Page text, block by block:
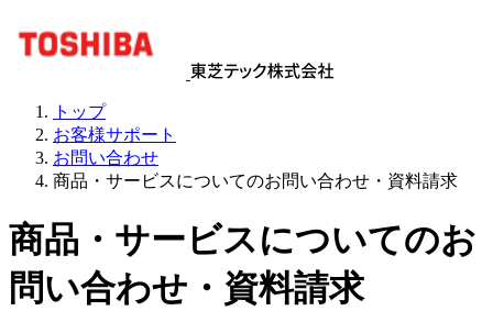
トップ
お客様サポート
お問い合わせ
商品・サービスについてのお問い合わせ・資料請求
商品・サービスについてのお
問い合わせ・資料請求